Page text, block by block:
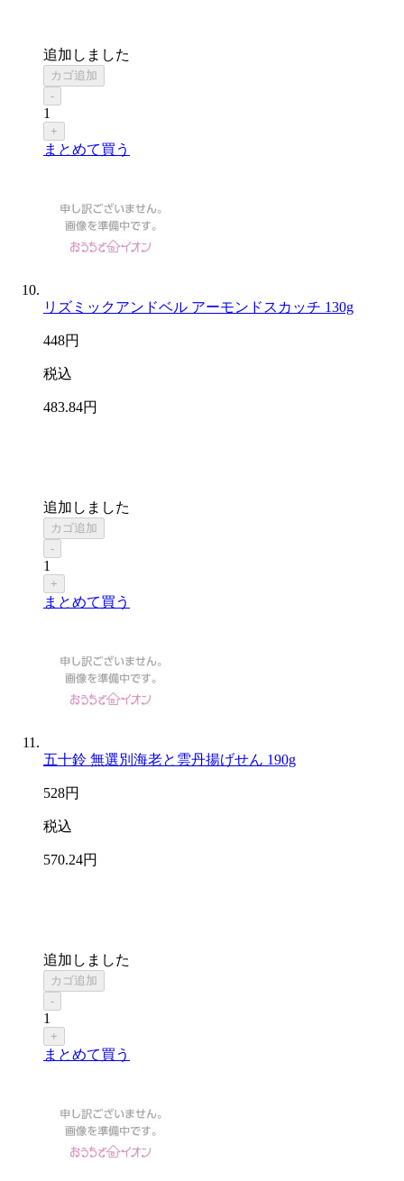
追加しました
カゴ追加
-
1
+
まとめて買う
リズミックアンドベル アーモンドスカッチ 130g
448円
税込
483.84円
追加しました
カゴ追加
-
1
+
まとめて買う
五十鈴 無選別海老と雲丹揚げせん 190g
528円
税込
570.24円
追加しました
カゴ追加
-
1
+
まとめて買う